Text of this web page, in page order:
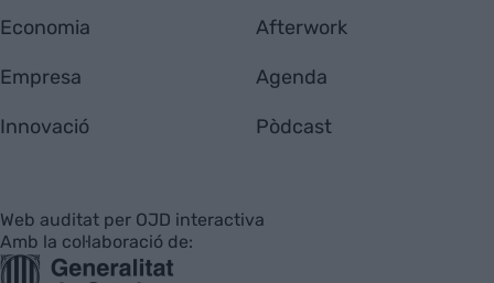
Economia
Empresa
Innovació
Afterwork
Agenda
Pòdcast
Web auditat per OJD interactiva
Amb la col·laboració de: